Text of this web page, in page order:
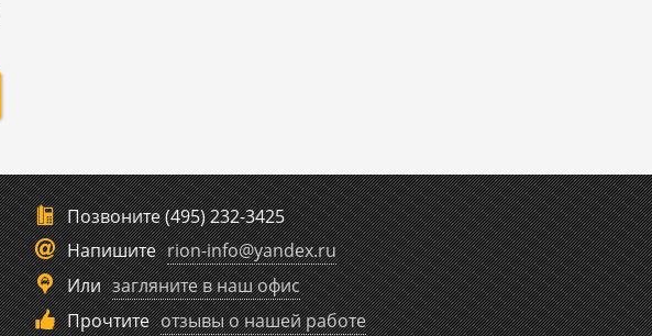
Позвоните(495) 232-3425
Напишите rion-info@yandex.ru
Или загляните в наш офис
Прочтите отзывы о нашей работе